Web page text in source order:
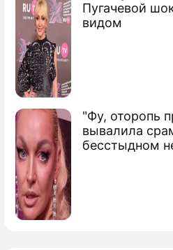
Пугачевой
видом
"Фу, оторопь
вывалила
бесстыдном